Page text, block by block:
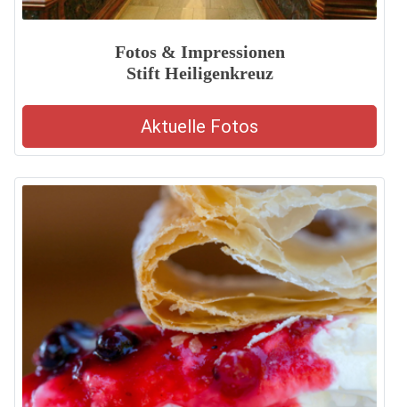
Fotos & Impressionen
Stift Heiligenkreuz
Aktuelle Fotos